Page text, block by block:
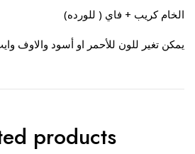
الخام كريب + فاي ( للورده)
يمكن تغير للون للأحمر او أسود والاوف
products